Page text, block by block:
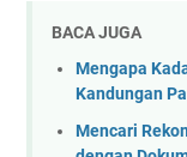
BACA JUGA
Mengapa
Kandungan
Mencari